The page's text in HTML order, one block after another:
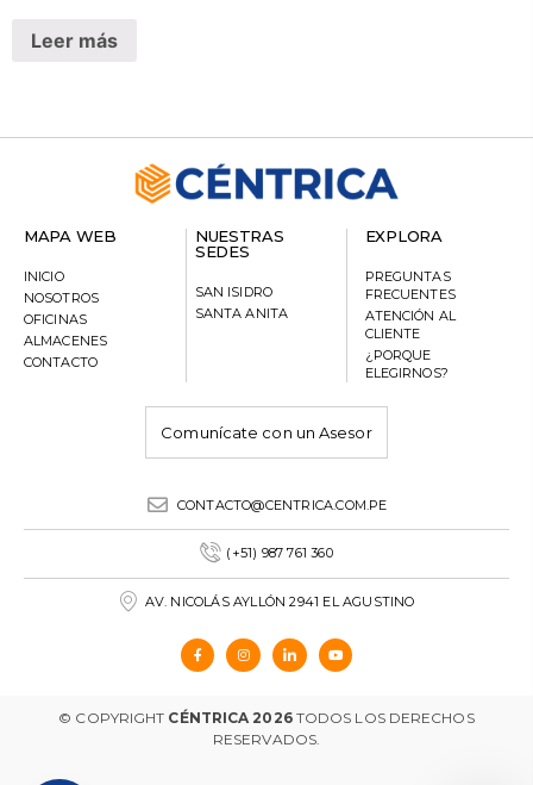
Leer más
MAPA WEB
INICIO
NOSOTROS
OFICINAS
ALMACENES
CONTACTO
NUESTRAS
SEDES
SAN ISIDRO
SANTA ANITA
EXPLORA
PREGUNTAS
FRECUENTES
ATENCIÓN AL
CLIENTE
¿PORQUE
ELEGIRNOS?
Comunícate con un Asesor
CONTACTO@CENTRICA.COM.PE
(+51) 987 761 360
AV. NICOLÁS AYLLÓN 2941 EL AGUSTINO
© COPYRIGHT CÉNTRICA 2026TODOS LOS DERECHOS
RESERVADOS.